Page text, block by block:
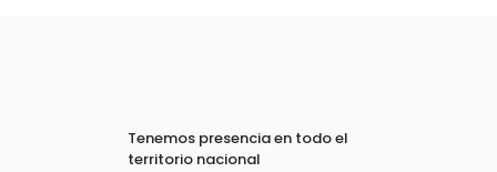
Tenemos presencia en todo el
territorio nacional